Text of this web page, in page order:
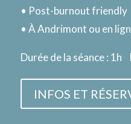
• Post-burnout friendly
• À Andrimont ou en
Durée de la séance : 1h
INFOS ET